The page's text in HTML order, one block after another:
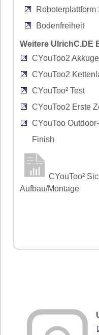
Bodenfreiheit
Weitere UlrichC.DE
CYouToo2
CYouToo2
CYouToo² Test
CYouToo2 Erste
CYouToo
Finish
CYouToo²
Aufbau/Montage